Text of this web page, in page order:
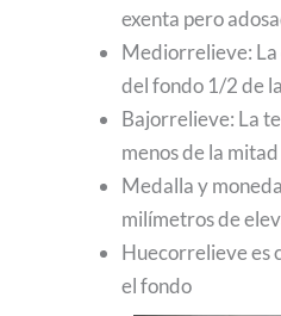
exenta pero
Mediorrelieve: La
del fondo 1/2 de
Bajorrelieve: La
menos de la mitad
Medalla y
milímetros de
Huecorrelieve es
el fondo